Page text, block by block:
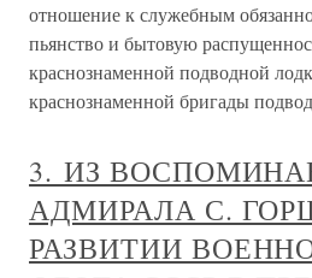
отношение к служебным
пьянство и бытовую
краснознаменной подводной
краснознаменной бригады
3. ИЗ
АДМИРАЛА С.
РАЗВИТИИ